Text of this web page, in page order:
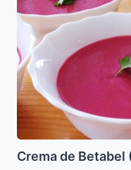
(Remolacha)
Parve
Crema de Betabel